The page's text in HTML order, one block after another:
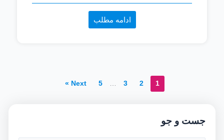
ادامه مطلب
1
2
3
…
5
Next »
جست و جو